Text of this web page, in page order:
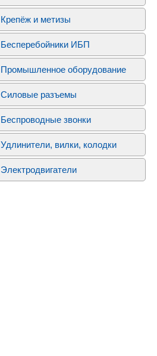
Крепёж и метизы
Бесперебойники ИБП
Промышленное оборудование
Силовые разъемы
Беспроводные звонки
Удлинители, вилки, колодки
Электродвигатели